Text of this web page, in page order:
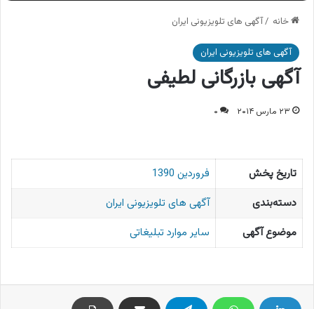
خانه /آگهی های تلویزیونی ایران
آگهی های تلویزیونی ایران
آگهی بازرگانی لطیفی
۲۳ مارس ۲۰۱۴ ۰
تاریخ پخش
فروردین 1390
دسته‌بندی
آگهی های تلویزیونی ایران
موضوع آگهی
سایر موارد تبلیغاتی